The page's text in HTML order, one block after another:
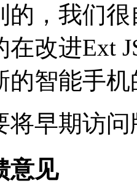
的，我们
在改进Ext
的智能手
将早期访
意见